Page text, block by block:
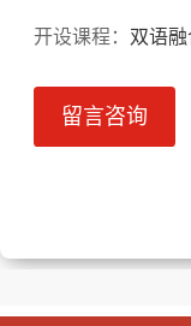
开设课程： 双语
留言咨询